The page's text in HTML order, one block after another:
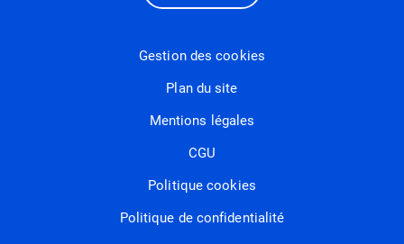
Gestion des cookies
Plan du site
Mentions légales
CGU
Politique cookies
Politique de confidentialité